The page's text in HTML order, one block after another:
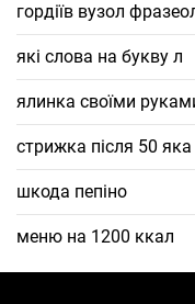
гордіїв вузол
які слова на букву л
ялинка своїми
стрижка після 50
шкода пепіно
меню на 1200 ккал